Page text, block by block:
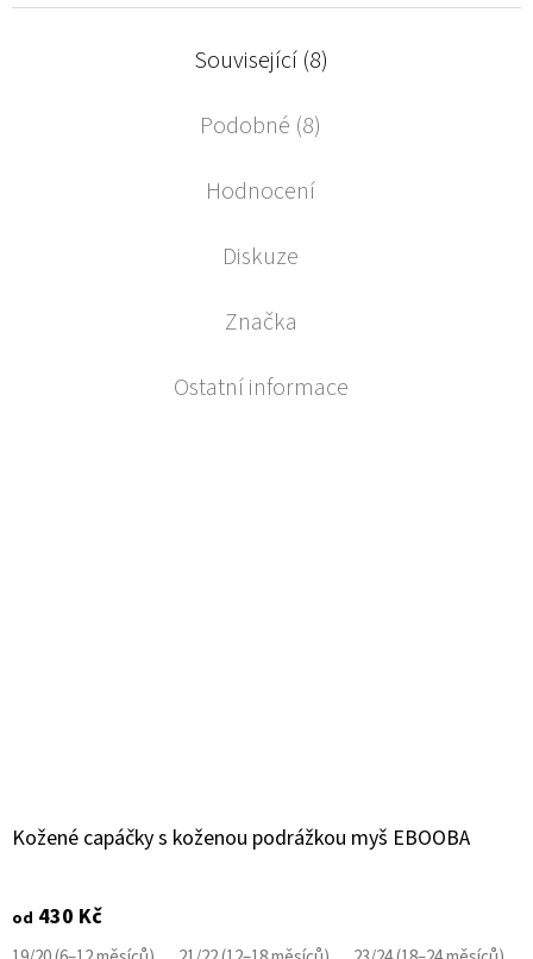
Související (8)
Podobné (8)
Hodnocení
Diskuze
Značka
Ostatní informace
Kožené capáčky s koženou podrážkou myš EBOOBA
od 430 Kč